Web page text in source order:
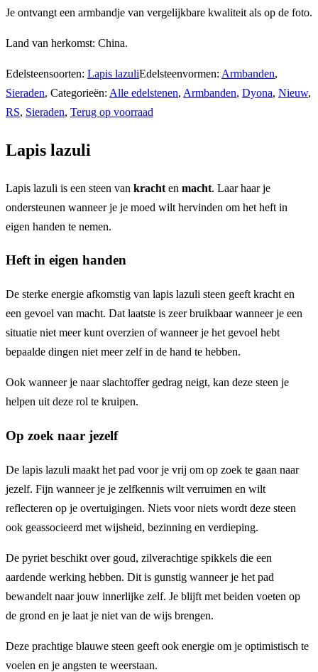
Je ontvangt een armbandje van vergelijkbare kwaliteit als op de foto.
Land van herkomst: China.
Edelsteensoorten: Lapis lazuliEdelsteenvormen: Armbanden,
Sieraden, Categorieën: Alle edelstenen, Armbanden, Dyona, Nieuw,
RS, Sieraden, Terug op voorraad
Lapis lazuli
Lapis lazuli is een steen van kracht en macht. Laar haar je
ondersteunen wanneer je je moed wilt hervinden om het heft in
eigen handen te nemen.
Heft in eigen handen
De sterke energie afkomstig van lapis lazuli steen geeft kracht en
een gevoel van macht. Dat laatste is zeer bruikbaar wanneer je een
situatie niet meer kunt overzien of wanneer je het gevoel hebt
bepaalde dingen niet meer zelf in de hand te hebben.
Ook wanneer je naar slachtoffer gedrag neigt, kan deze steen je
helpen uit deze rol te kruipen.
Op zoek naar jezelf
De lapis lazuli maakt het pad voor je vrij om op zoek te gaan naar
jezelf. Fijn wanneer je je zelfkennis wilt verruimen en wilt
reflecteren op je overtuigingen. Niets voor niets wordt deze steen
ook geassocieerd met wijsheid, bezinning en verdieping.
De pyriet beschikt over goud, zilverachtige spikkels die een
aardende werking hebben. Dit is gunstig wanneer je het pad
bewandelt naar jouw innerlijke zelf. Je blijft met beiden voeten op
de grond en je laat je niet van de wijs brengen.
Deze prachtige blauwe steen geeft ook energie om je optimistisch te
voelen en je angsten te weerstaan.